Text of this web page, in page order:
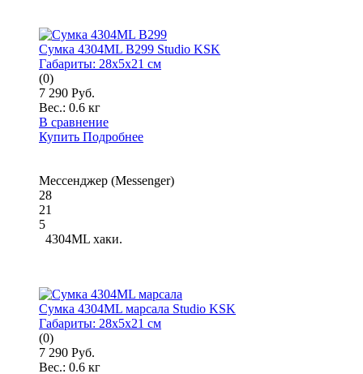
Сумка 4304ML B299 Studio KSK
Габариты: 28x5x21 см
(0)
7 290 Руб.
Вес.: 0.6 кг
В сравнение
Купить Подробнее
Мессенджер (Messenger)
28
21
5
4304ML хаки.
Сумка 4304ML марсала Studio KSK
Габариты: 28x5x21 см
(0)
7 290 Руб.
Вес.: 0.6 кг